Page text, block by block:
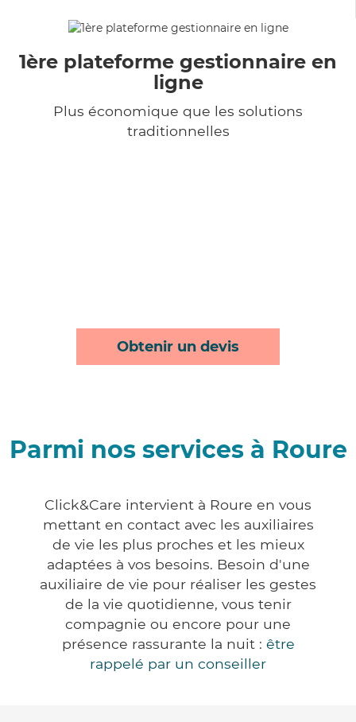
1ère plateforme gestionnaire en
ligne
Plus économique que les solutions
traditionnelles
Obtenir un devis
Parmi nos services à Roure
Click&Care intervient à Roure en vous
mettant en contact avec les auxiliaires
de vie les plus proches et les mieux
adaptées à vos besoins. Besoin d'une
auxiliaire de vie pour réaliser les gestes
de la vie quotidienne, vous tenir
compagnie ou encore pour une
présence rassurante la nuit : être
rappelé par un conseiller